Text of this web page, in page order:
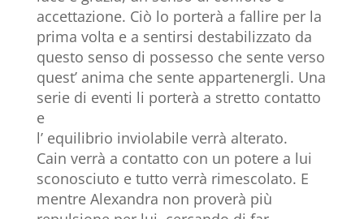
accettazione. Ciò lo porterà a fallire per la
prima volta e a sentirsi destabilizzato da
questo senso di possesso che sente verso
quest’ anima che sente appartenergli. Una
serie di eventi li porterà a stretto contatto
e
l’ equilibrio inviolabile verrà alterato.
Cain verrà a contatto con un potere a lui
sconosciuto e tutto verrà rimescolato. E
mentre Alexandra non proverà più